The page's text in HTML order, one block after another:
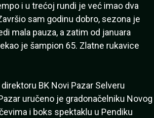
i u trećoj rundi je već imao dva
sam godinu dobro, sezona je
mala pauza, a zatim od januara
je šampion 65. Zlatne rukavice
BK Novi Pazar Selveru
uručeno je gradonačelniku Novog
i boks spektaklu u Pendiku